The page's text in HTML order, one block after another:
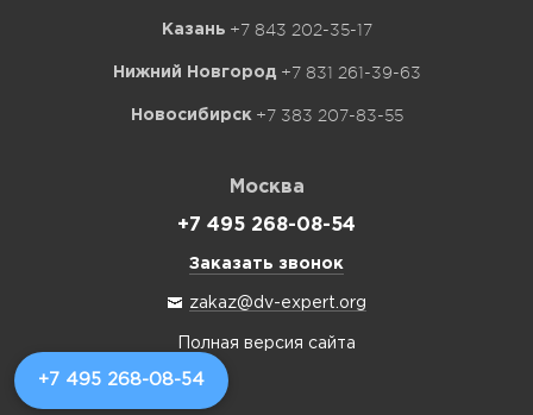
Казань +7 843 202-35-17
Нижний Новгород +7 831 261-39-63
Новосибирск +7 383 207-83-55
Москва
+7 495 268-08-54
+7 495 268-08-54
Заказать звонок
zakaz@dv-expert.org
Полная версия сайта